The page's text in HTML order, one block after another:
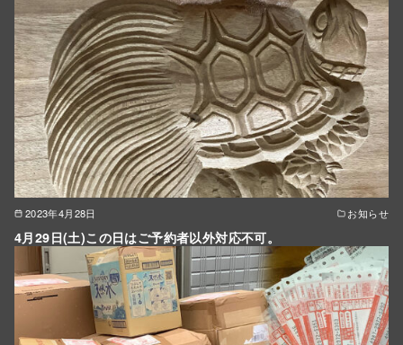
2023年4月28日 お知らせ
4月29日(土)この日はご予約者以外対応不可。